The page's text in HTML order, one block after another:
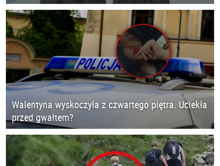
Walentyna wyskoczyła z czwartego piętra. Uciekła
przed gwałtem?